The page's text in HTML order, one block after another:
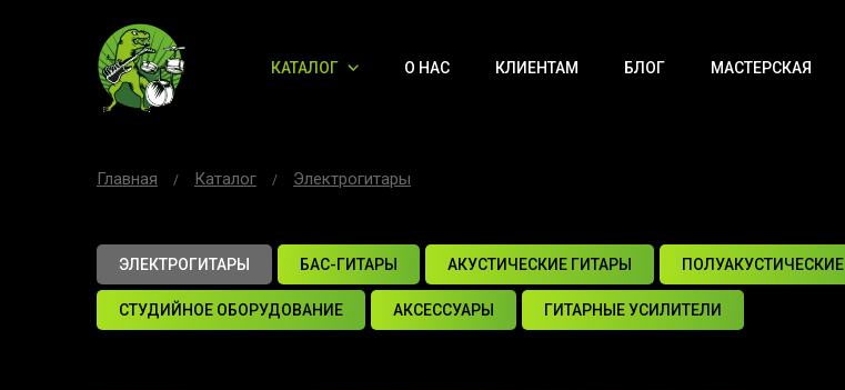
КАТАЛОГ О НАС КЛИЕНТАМ БЛОГ МАСТЕРСКАЯ
Главная Каталог Электрогитары
ЭЛЕКТРОГИТАРЫ БАС-ГИТАРЫ АКУСТИЧЕСКИЕ ГИТАРЫ ПОЛУАКУСТИЧЕСКИЕ
СТУДИЙНОЕ ОБОРУДОВАНИЕ АКСЕССУАРЫ ГИТАРНЫЕ УСИЛИТЕЛИ